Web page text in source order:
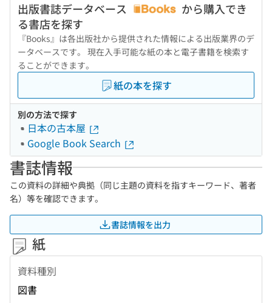
出版書誌データベース
から購入でき
る書店を探す
『Books』は各出版社から提供された情報による出版業界のデ
ータベースです。 現在入手可能な紙の本と電子書籍を検索す
ることができます。
紙の本を探す
別の方法で探す
日本の古本屋
Google Book Search
書誌情報
この資料の詳細や典拠（同じ主題の資料を指すキーワード、著者
名）等を確認できます。
書誌情報を出力
紙
資料種別
図書